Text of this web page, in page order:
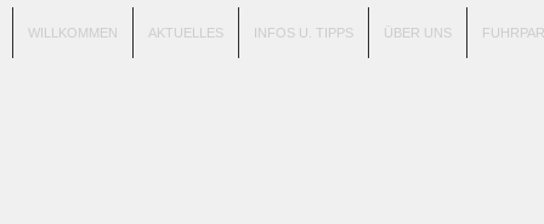
WILLKOMMEN AKTUELLES INFOS U. TIPPS ÜBER UNS